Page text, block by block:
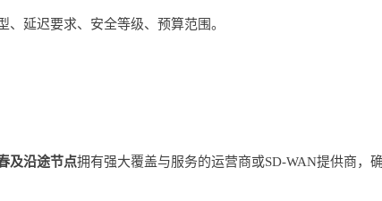
、延迟要求、安全等级、预算范围。
及沿途节点拥有强大覆盖与服务的运营商或SD-WAN提供商，